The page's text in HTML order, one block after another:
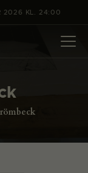
2026 KL. 24:00